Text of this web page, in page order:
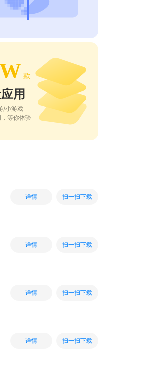
款
用
/小游戏
等你体验
详情 扫一扫下载
详情 扫一扫下载
详情 扫一扫下载
详情 扫一扫下载